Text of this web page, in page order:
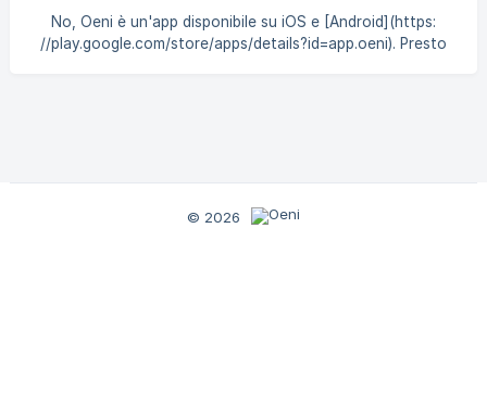
No, Oeni è un'app disponibile su iOS e [Android](https:
//play.google.com/store/apps/details?id=app.oeni). Presto
© 2026